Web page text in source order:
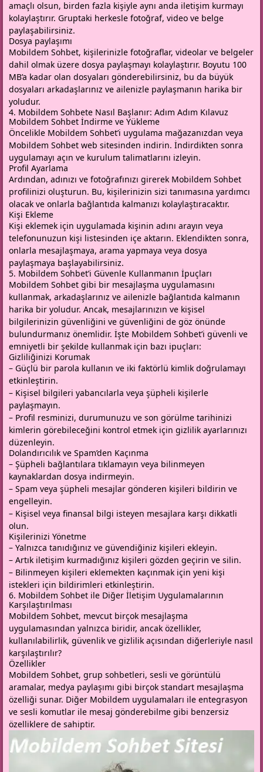
amaçlı olsun, birden fazla kişiyle aynı anda iletişim kurmayı
kolaylaştırır. Gruptaki herkesle fotoğraf, video ve belge
paylaşabilirsiniz.
Dosya paylaşımı
Mobildem Sohbet, kişilerinizle fotoğraflar, videolar ve belgeler
dahil olmak üzere dosya paylaşmayı kolaylaştırır. Boyutu 100
MB’a kadar olan dosyaları gönderebilirsiniz, bu da büyük
dosyaları arkadaşlarınız ve ailenizle paylaşmanın harika bir
yoludur.
4. Mobildem Sohbete Nasıl Başlanır: Adım Adım Kılavuz
Mobildem Sohbet İndirme ve Yükleme
Öncelikle Mobildem Sohbet’i uygulama mağazanızdan veya
Mobildem Sohbet web sitesinden indirin. İndirdikten sonra
uygulamayı açın ve kurulum talimatlarını izleyin.
Profil Ayarlama
Ardından, adınızı ve fotoğrafınızı girerek Mobildem Sohbet
profilinizi oluşturun. Bu, kişilerinizin sizi tanımasına yardımcı
olacak ve onlarla bağlantıda kalmanızı kolaylaştıracaktır.
Kişi Ekleme
Kişi eklemek için uygulamada kişinin adını arayın veya
telefonunuzun kişi listesinden içe aktarın. Eklendikten sonra,
onlarla mesajlaşmaya, arama yapmaya veya dosya
paylaşmaya başlayabilirsiniz.
5. Mobildem Sohbet’i Güvenle Kullanmanın İpuçları
Mobildem Sohbet gibi bir mesajlaşma uygulamasını
kullanmak, arkadaşlarınız ve ailenizle bağlantıda kalmanın
harika bir yoludur. Ancak, mesajlarınızın ve kişisel
bilgilerinizin güvenliğini ve güvenliğini de göz önünde
bulundurmanız önemlidir. İşte Mobildem Sohbet’i güvenli ve
emniyetli bir şekilde kullanmak için bazı ipuçları:
Gizliliğinizi Korumak
– Güçlü bir parola kullanın ve iki faktörlü kimlik doğrulamayı
etkinleştirin.
– Kişisel bilgileri yabancılarla veya şüpheli kişilerle
paylaşmayın.
– Profil resminizi, durumunuzu ve son görülme tarihinizi
kimlerin görebileceğini kontrol etmek için gizlilik ayarlarınızı
düzenleyin.
Dolandırıcılık ve Spam’den Kaçınma
– Şüpheli bağlantılara tıklamayın veya bilinmeyen
kaynaklardan dosya indirmeyin.
– Spam veya şüpheli mesajlar gönderen kişileri bildirin ve
engelleyin.
– Kişisel veya finansal bilgi isteyen mesajlara karşı dikkatli
olun.
Kişilerinizi Yönetme
– Yalnızca tanıdığınız ve güvendiğiniz kişileri ekleyin.
– Artık iletişim kurmadığınız kişileri gözden geçirin ve silin.
– Bilinmeyen kişileri eklemekten kaçınmak için yeni kişi
istekleri için bildirimleri etkinleştirin.
6. Mobildem Sohbet ile Diğer İletişim Uygulamalarının
Karşılaştırılması
Mobildem Sohbet, mevcut birçok mesajlaşma
uygulamasından yalnızca biridir, ancak özellikler,
kullanılabilirlik, güvenlik ve gizlilik açısından diğerleriyle nasıl
karşılaştırılır?
Özellikler
Mobildem Sohbet, grup sohbetleri, sesli ve görüntülü
aramalar, medya paylaşımı gibi birçok standart mesajlaşma
özelliği sunar. Diğer Mobildem uygulamaları ile entegrasyon
ve sesli komutlar ile mesaj gönderebilme gibi benzersiz
özelliklere de sahiptir.